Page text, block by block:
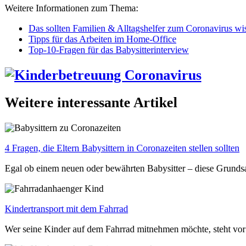
Weitere Informationen zum Thema:
Das sollten Familien & Alltagshelfer zum Coronavirus
Tipps für das Arbeiten im Home-Office
Top-10-Fragen für das Babysitterinterview
Weitere interessante Artikel
4 Fragen, die Eltern Babysittern in Coronazeiten stellen sollten
Egal ob einem neuen oder bewährten Babysitter – diese
Kindertransport mit dem Fahrrad
Wer seine Kinder auf dem Fahrrad mitnehmen möchte, steht